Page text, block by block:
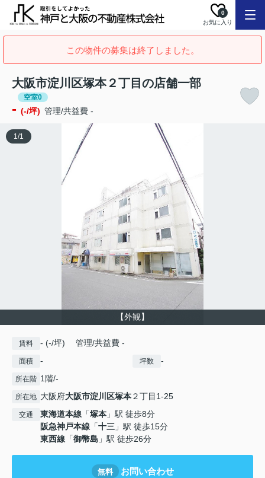
お気に入り
0
この物件の募集は終了しました。
大阪市淀川区塚本２丁目の店舗一部
空室0
- (-/坪) 管理/共益費 -
【外観】
1/1
賃料 - (-/坪) 管理/共益費 -
面積 - 坪数 -
所在階 1階/-
所在地 大阪府大阪市淀川区塚本２丁目1-25
交通 東海道本線 「塚本 」駅 徒歩8分
阪急神戸本線 「十三 」駅 徒歩15分
東西線 「御幣島 」駅 徒歩26分
無料 お問い合わせ